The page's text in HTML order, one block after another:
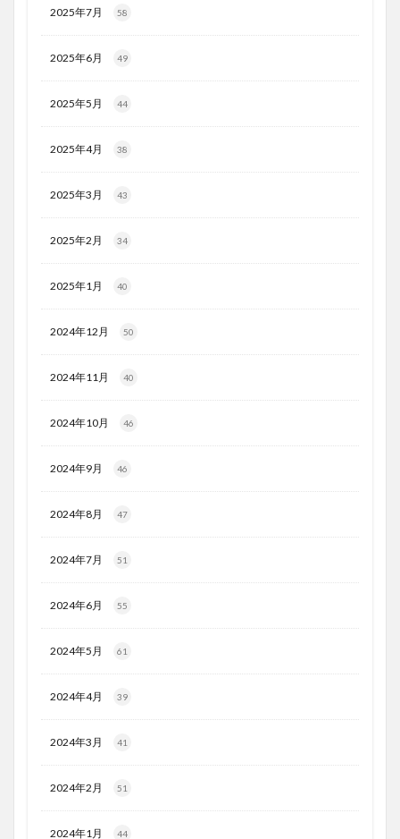
2025年7月 58
2025年6月 49
2025年5月 44
2025年4月 38
2025年3月 43
2025年2月 34
2025年1月 40
2024年12月 50
2024年11月 40
2024年10月 46
2024年9月 46
2024年8月 47
2024年7月 51
2024年6月 55
2024年5月 61
2024年4月 39
2024年3月 41
2024年2月 51
2024年1月 44